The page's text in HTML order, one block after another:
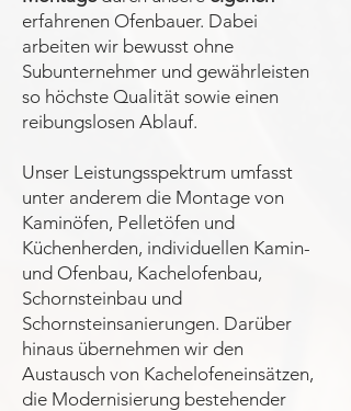
erfahrenen Ofenbauer. Dabei
arbeiten wir bewusst ohne
Subunternehmer und gewährleisten
so höchste Qualität sowie einen
reibungslosen Ablauf.
Unser Leistungsspektrum umfasst
unter anderem die Montage von
Kaminöfen, Pelletöfen und
Küchenherden, individuellen Kamin-
und Ofenbau, Kachelofenbau,
Schornsteinbau und
Schornsteinsanierungen. Darüber
hinaus übernehmen wir den
Austausch von Kachelofeneinsätzen,
die Modernisierung bestehender